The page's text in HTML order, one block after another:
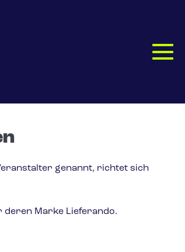
genannt, richtet sich
deren Marke Lieferando.